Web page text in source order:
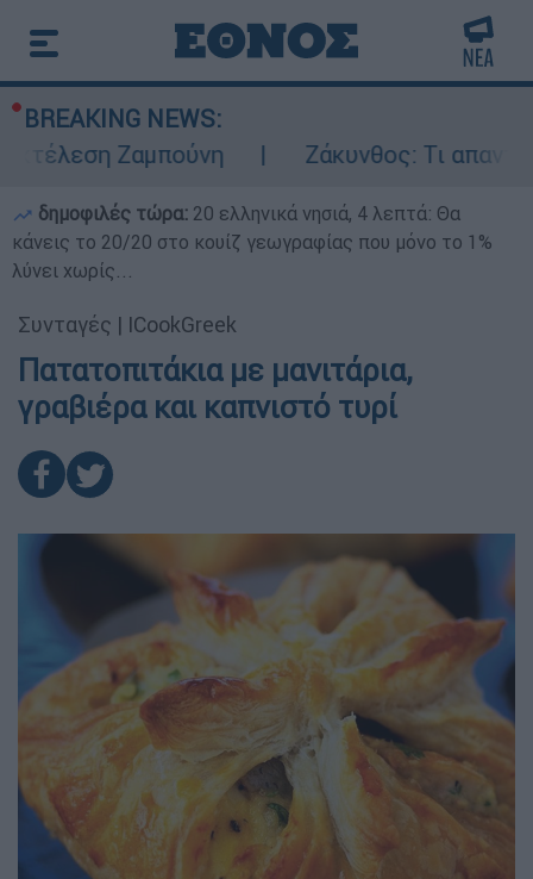
BREAKING NEWS:
Ζαμπούνη
Ζάκυνθος: Τι απαντά
δημοφιλές τώρα: 20 ελληνικά νησιά, 4 λεπτά: Θα
κάνεις το 20/20 στο κουίζ γεωγραφίας που μόνο το 1%
λύνει χωρίς...
Συνταγές | ICookGreek
Πατατοπιτάκια με μανιτάρια,
γραβιέρα και καπνιστό τυρί